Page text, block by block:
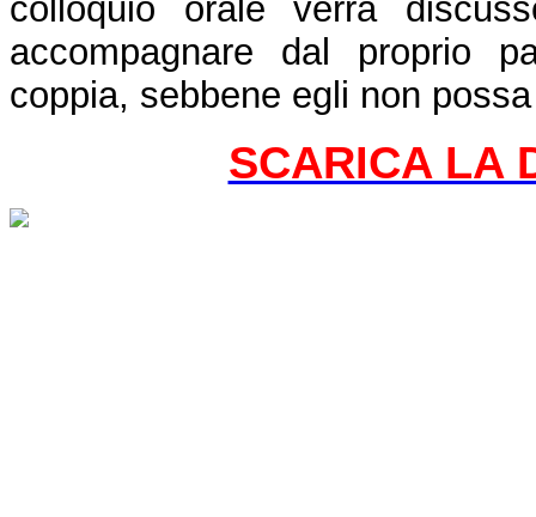
colloquio orale verrà
accompagnare dal proprio
coppia, sebbene egli non
SCARICA LA